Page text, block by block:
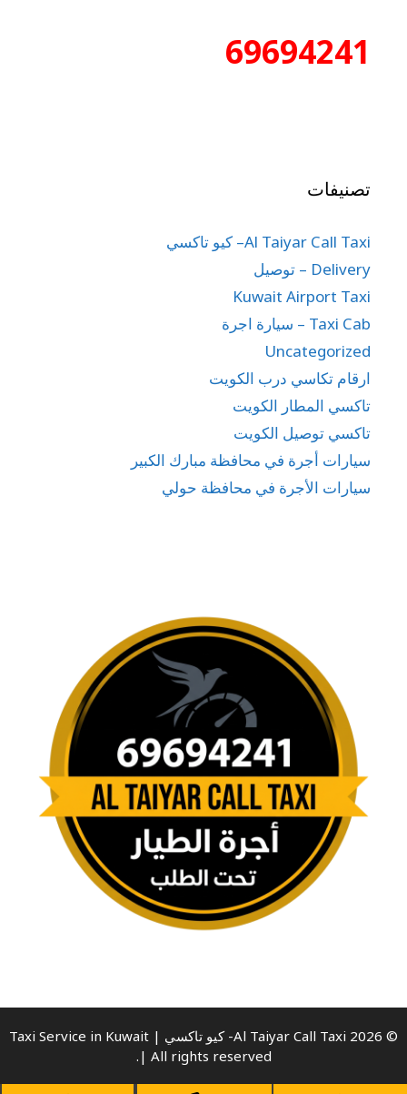
69694241
تصنيفات
Al Taiyar Call Taxi– كيو تاكسي
Delivery – توصيل
Kuwait Airport Taxi
Taxi Cab – سيارة اجرة
Uncategorized
ارقام تكاسي درب الكويت
تاكسي المطار الكويت
تاكسي توصيل الكويت
سيارات أجرة في محافظة مبارك الكبير
سيارات الأجرة في محافظة حولي
© 2026 Al Taiyar Call Taxi- كيو تاكسي | Taxi Service in Kuwait
| All rights reserved.